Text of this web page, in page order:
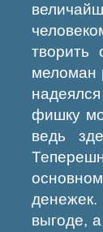
творить
меломан
фишку
ведь
выгоде,